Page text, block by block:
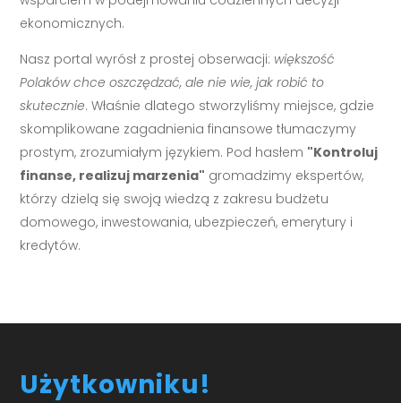
ekonomicznych.
Nasz portal wyrósł z prostej obserwacji: większość
Polaków chce oszczędzać, ale nie wie, jak robić to
skutecznie. Właśnie dlatego stworzyliśmy miejsce, gdzie
skomplikowane zagadnienia finansowe tłumaczymy
prostym, zrozumiałym językiem. Pod hasłem "Kontroluj
finanse, realizuj marzenia" gromadzimy ekspertów,
którzy dzielą się swoją wiedzą z zakresu budżetu
domowego, inwestowania, ubezpieczeń, emerytury i
kredytów.
Użytkowniku!